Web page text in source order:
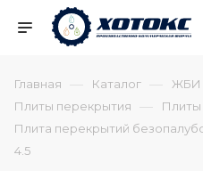
Главная — Каталог — ЖБИ
Плиты перекрытия — Плиты
Плита перекрытий
4.5